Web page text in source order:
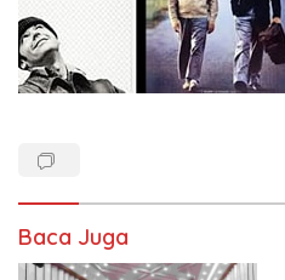
Baca Juga